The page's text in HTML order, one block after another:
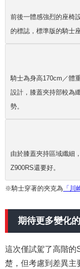
前後一體感強烈的座椅
的標誌，標準版的騎士
騎士為身高170cm／體
設計，膝蓋夾持部較為
勢。
由於膝蓋夾持區域纖細
Z900RS還要好。
※騎士穿著的夾克為 「川
期待更多變化
這次僅試駕了高階的
楚，但考慮到差異主